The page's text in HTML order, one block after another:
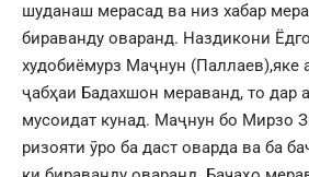
шуданаш мерасад ва низ хабар
бираванду оваранд. Наздикони
худобиёмурз Маҷнун (Паллаев),яке
ҷабҳаи Бадахшон мераванд, то дар
мусоидат кунад. Маҷнун бо Мирзо
ризояти ӯро ба даст оварда ва ба